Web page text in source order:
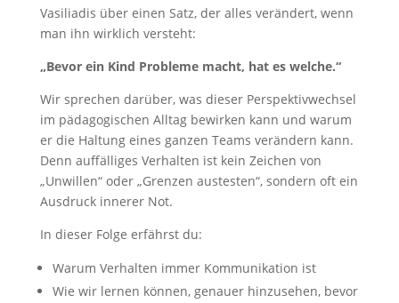
Vasiliadis über einen Satz, der alles verändert, wenn
man ihn wirklich versteht:
„Bevor ein Kind Probleme macht, hat es welche.“
Wir sprechen darüber, was dieser Perspektivwechsel
im pädagogischen Alltag bewirken kann und warum
er die Haltung eines ganzen Teams verändern kann.
Denn auffälliges Verhalten ist kein Zeichen von
„Unwillen“ oder „Grenzen austesten“, sondern oft ein
Ausdruck innerer Not.
In dieser Folge erfährst du:
Warum Verhalten immer Kommunikation ist
Wie wir lernen können, genauer hinzusehen, bevor